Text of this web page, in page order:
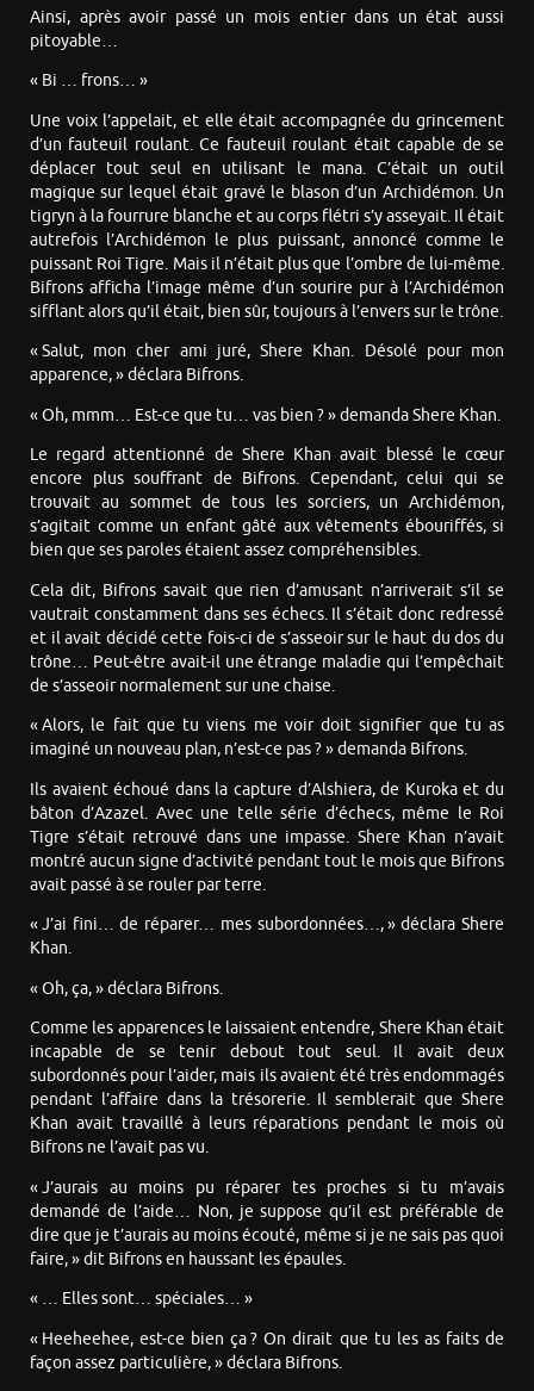
Ainsi, après avoir passé un mois entier dans un état aussi
pitoyable…
« Bi … frons… »
Une voix l’appelait, et elle était accompagnée du grincement
d’un fauteuil roulant. Ce fauteuil roulant était capable de se
déplacer tout seul en utilisant le mana. C’était un outil
magique sur lequel était gravé le blason d’un Archidémon. Un
tigryn à la fourrure blanche et au corps flétri s’y asseyait. Il était
autrefois l’Archidémon le plus puissant, annoncé comme le
puissant Roi Tigre. Mais il n’était plus que l’ombre de lui-même.
Bifrons afficha l’image même d’un sourire pur à l’Archidémon
sifflant alors qu’il était, bien sûr, toujours à l’envers sur le trône.
« Salut, mon cher ami juré, Shere Khan. Désolé pour mon
apparence, » déclara Bifrons.
« Oh, mmm… Est-ce que tu… vas bien ? » demanda Shere Khan.
Le regard attentionné de Shere Khan avait blessé le cœur
encore plus souffrant de Bifrons. Cependant, celui qui se
trouvait au sommet de tous les sorciers, un Archidémon,
s’agitait comme un enfant gâté aux vêtements ébouriffés, si
bien que ses paroles étaient assez compréhensibles.
Cela dit, Bifrons savait que rien d’amusant n’arriverait s’il se
vautrait constamment dans ses échecs. Il s’était donc redressé
et il avait décidé cette fois-ci de s’asseoir sur le haut du dos du
trône… Peut-être avait-il une étrange maladie qui l’empêchait
de s’asseoir normalement sur une chaise.
« Alors, le fait que tu viens me voir doit signifier que tu as
imaginé un nouveau plan, n’est-ce pas ? » demanda Bifrons.
Ils avaient échoué dans la capture d’Alshiera, de Kuroka et du
bâton d’Azazel. Avec une telle série d’échecs, même le Roi
Tigre s’était retrouvé dans une impasse. Shere Khan n’avait
montré aucun signe d’activité pendant tout le mois que Bifrons
avait passé à se rouler par terre.
« J’ai fini… de réparer… mes subordonnées…, » déclara Shere
Khan.
« Oh, ça, » déclara Bifrons.
Comme les apparences le laissaient entendre, Shere Khan était
incapable de se tenir debout tout seul. Il avait deux
subordonnés pour l’aider, mais ils avaient été très endommagés
pendant l’affaire dans la trésorerie. Il semblerait que Shere
Khan avait travaillé à leurs réparations pendant le mois où
Bifrons ne l’avait pas vu.
« J’aurais au moins pu réparer tes proches si tu m’avais
demandé de l’aide… Non, je suppose qu’il est préférable de
dire que je t’aurais au moins écouté, même si je ne sais pas quoi
faire, » dit Bifrons en haussant les épaules.
« … Elles sont… spéciales… »
« Heeheehee, est-ce bien ça ? On dirait que tu les as faits de
façon assez particulière, » déclara Bifrons.